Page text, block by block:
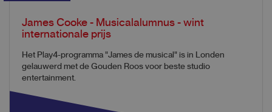
James Cooke - Musicalalumnus - wint
internationale prijs
Het Play4-programma "James de musical" is in Londen
gelauwerd met de Gouden Roos voor beste studio
entertainment.